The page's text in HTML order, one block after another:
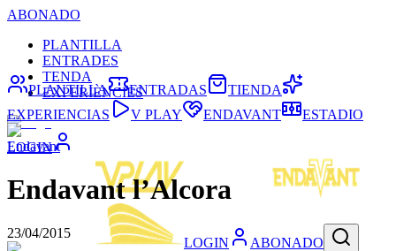
ABONADO
PLANTILLA
ENTRADES
TENDA
EXPERIÈNCIES
LOGIN
LOGIN ABONADO
PLANTILLA ENTRADAS
TIENDA
EXPERIENCIAS
V PLAY ENDAVANT ESTADIO
Endavant
Endavant l’Alcora
23/04/2015